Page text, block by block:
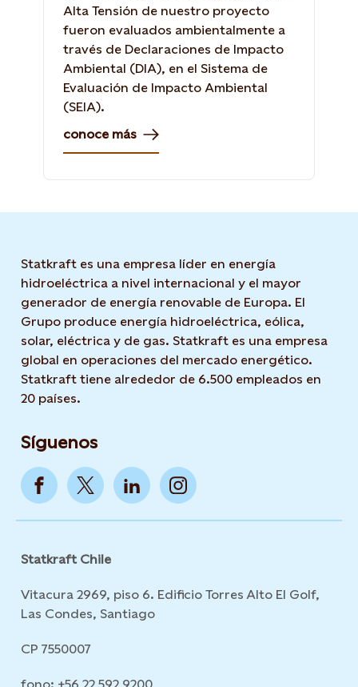
Alta Tensión de nuestro proyecto
fueron evaluados ambientalmente a
través de Declaraciones de Impacto
Ambiental (DIA), en el Sistema de
Evaluación de Impacto Ambiental
(SEIA).
conoce más
Statkraft es una empresa líder en energía
hidroeléctrica a nivel internacional y el mayor
generador de energía renovable de Europa. El
Grupo produce energía hidroeléctrica, eólica,
solar, eléctrica y de gas. Statkraft es una empresa
global en operaciones del mercado energético.
Statkraft tiene alrededor de 6.500 empleados en
20 países.
Síguenos
Statkraft Chile
Vitacura 2969, piso 6. Edificio Torres Alto El Golf,
Las Condes, Santiago
CP 7550007